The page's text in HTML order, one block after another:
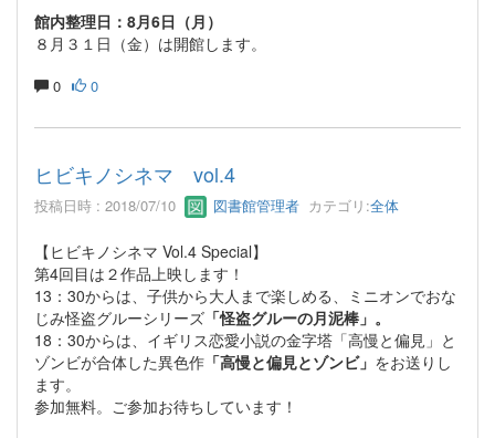
館内整理日：8月6日（月）
８月３１日（金）は開館します。
0 0
ヒビキノシネマ vol.4
投稿日時 : 2018/07/10 図書館管理者 カテゴリ:全体
【ヒビキノシネマ Vol.4 Special】
第4回目は２作品上映します！
13：30からは、子供から大人まで楽しめる、ミニオンでおな
じみ怪盗グルーシリーズ 「怪盗グルーの月泥棒」。
18：30からは、イギリス恋愛小説の金字塔「高慢と偏見」と
ゾンビが合体した異色作 「高慢と偏見とゾンビ」 をお送りし
ます。
参加無料。ご参加お待ちしています！